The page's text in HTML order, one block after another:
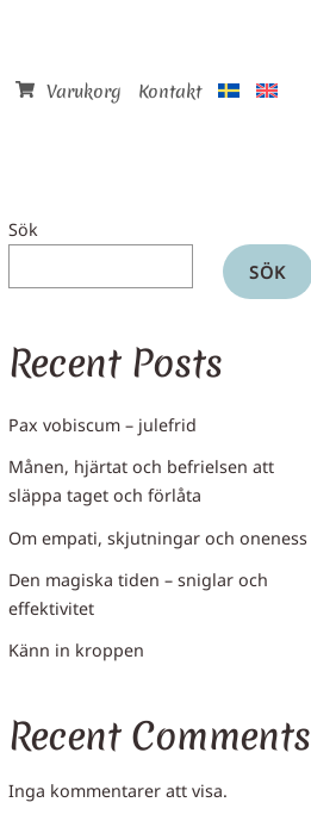
Varukorg Kontakt
Sök
SÖK
Recent Posts
Pax vobiscum – julefrid
Månen, hjärtat och befrielsen att
släppa taget och förlåta
Om empati, skjutningar och oneness
Den magiska tiden – sniglar och
effektivitet
Känn in kroppen
Recent Comments
Inga kommentarer att visa.